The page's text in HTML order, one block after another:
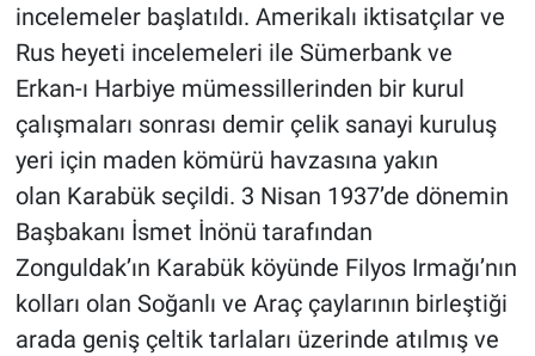
incelemeler başlatıldı. Amerikalı iktisatçılar ve
Rus heyeti incelemeleri ile Sümerbank ve
Erkan-ı Harbiye mümessillerinden bir kurul
çalışmaları sonrası demir çelik sanayi kuruluş
yeri için maden kömürü havzasına yakın
olan Karabük seçildi. 3 Nisan 1937’de dönemin
Başbakanı İsmet İnönü tarafından
Zonguldak’ın Karabük köyünde Filyos Irmağı’nın
kolları olan Soğanlı ve Araç çaylarının birleştiği
arada geniş çeltik tarlaları üzerinde atılmış ve